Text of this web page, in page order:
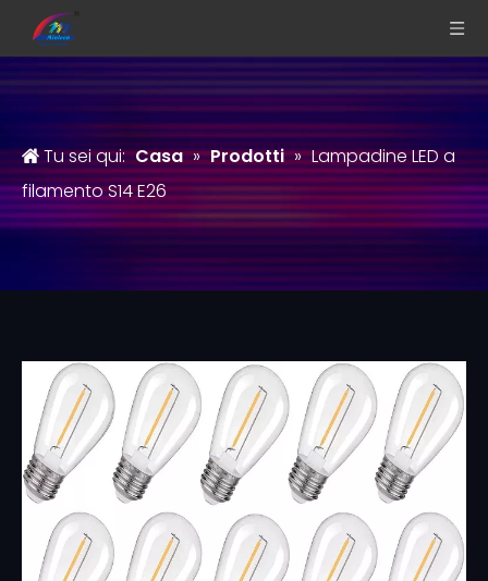
Tu sei qui: Casa » Prodotti » Lampadine LED a
filamento S14 E26